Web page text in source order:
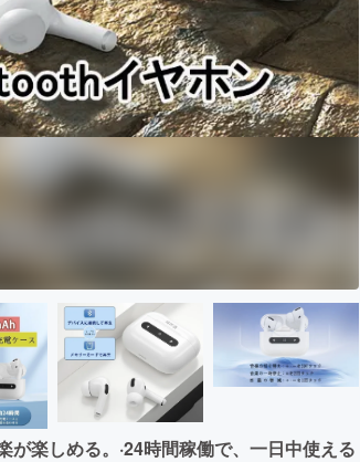
CAMPFIREふるさと納税machi-ya コミ
楽しめる。·24時間稼働で、一日中使える